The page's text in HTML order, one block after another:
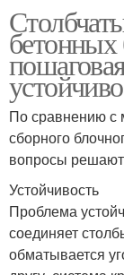
бетонных
По сравнению с
сборного
вопросы
Устойчивость
Проблема
соединяет
обматывается